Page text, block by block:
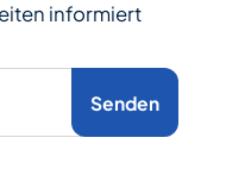
informiert
Senden